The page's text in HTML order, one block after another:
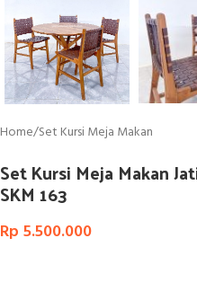
Home/Set Kursi Meja Makan
Set Kursi Meja Makan
SKM 163
Rp 5.500.000